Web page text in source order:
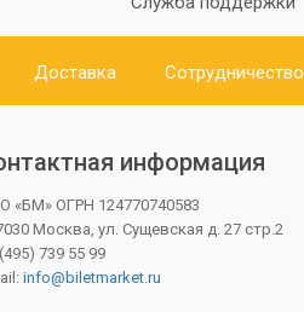
Доставка Сотрудничество
информация
«БМ»ОГРН 124770740583
Москва, ул. Сущевская д. 27 стр.2
739 55 99
info@biletmarket.ru